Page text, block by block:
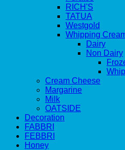
RICH'S
TATUA
Westgold
Whipping
Dairy
Non Dairy
Cream Cheese
Margarine
Milk
OATSIDE
Decoration
FABBRI
FEBBRI
Honey